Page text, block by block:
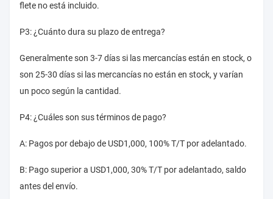
flete no está incluido.
P3: ¿Cuánto dura su plazo de entrega?
Generalmente son 3-7 días si las mercancías están en stock, o
son 25-30 días si las mercancías no están en stock, y varían
un poco según la cantidad.
P4: ¿Cuáles son sus términos de pago?
A: Pagos por debajo de USD1,000, 100% T/T por adelantado.
B: Pago superior a USD1,000, 30% T/T por adelantado, saldo
antes del envío.